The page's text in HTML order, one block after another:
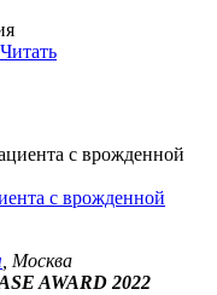
Читать
с врожденной
, Москва
AWARD 2022